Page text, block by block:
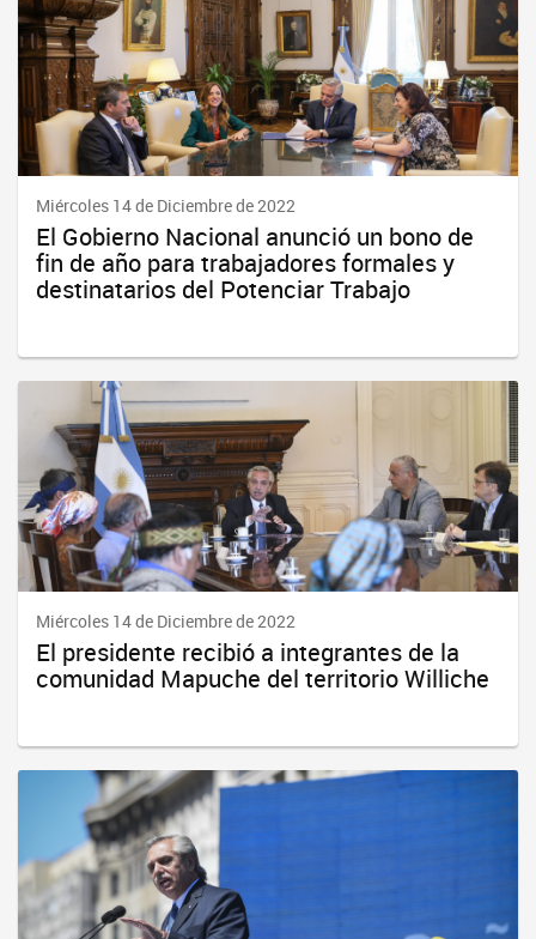
Miércoles 14 de Diciembre de 2022
El Gobierno Nacional anunció un bono de
fin de año para trabajadores formales y
destinatarios del Potenciar Trabajo
Miércoles 14 de Diciembre de 2022
El presidente recibió a integrantes de la
comunidad Mapuche del territorio Williche